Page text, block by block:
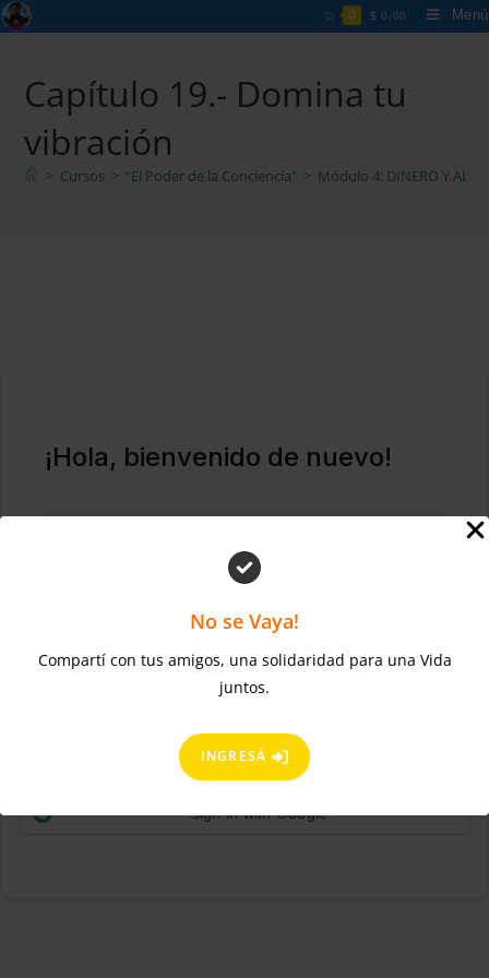
No se Vaya!
Compartí con tus amigos, una solidaridad para una Vida
juntos.
INGRESÁ
Ir
al
0 $ 0,00 Menú
Capítulo 19.- Domina tu
vibración
> Cursos > “El Poder de la Conciencia” > Módulo 4: DINERO Y
¡Hola, bienvenido de nuevo!
Mantenerme conectado ¿Olvidaste la contraseña?
ACCEDER
¿No tienes una cuenta? Regístrate ahora
Sign in with Google